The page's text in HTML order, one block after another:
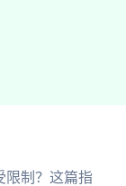
限制？这篇指